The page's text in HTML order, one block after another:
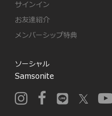
サインイン
お友達紹介
メンバーシップ特典
ソーシャル
Samsonite